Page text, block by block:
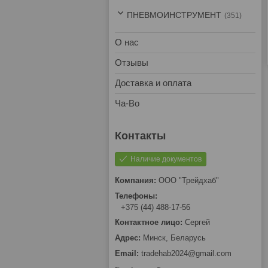
ПНЕВМОИНСТРУМЕНТ
351
О нас
Отзывы
Доставка и оплата
Ча-Во
Наличие документов
ООО "Трейдхаб"
+375 (44) 488-17-56
Сергей
Минск, Беларусь
tradehab2024@gmail.com